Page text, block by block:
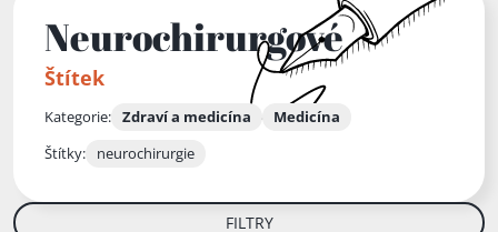
Neurochirurgové
Štítek
Kategorie: Zdraví a medicína
Medicína
Štítky:
neurochirurgie
FILTRY